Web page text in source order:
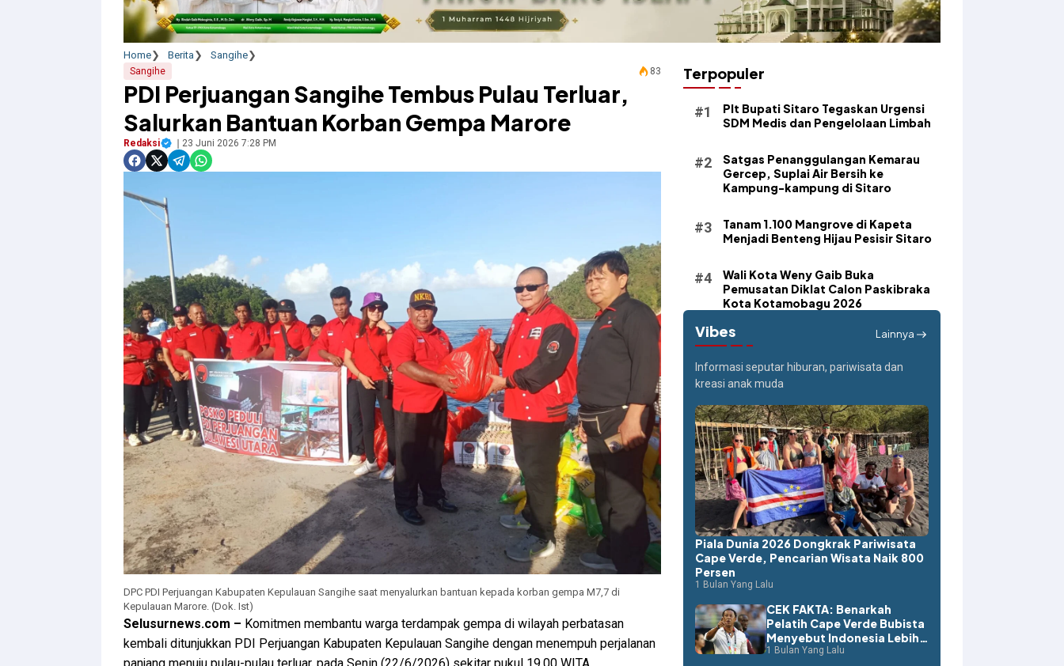
Home Berita Sangihe
Sangihe 83
PDI Perjuangan Sangihe Tembus Pulau Terluar,
Salurkan Bantuan Korban Gempa Marore
Redaksi 23 Juni 2026 7:28 PM
DPC PDI Perjuangan Kabupaten Kepulauan Sangihe saat menyalurkan bantuan kepada korban gempa M7,7 di
Kepulauan Marore. (Dok. Ist)
Selusurnews.com – Komitmen membantu warga terdampak gempa di wilayah perbatasan
kembali ditunjukkan PDI Perjuangan Kabupaten Kepulauan Sangihe dengan menempuh perjalanan
Terpopuler
​Plt Bupati Sitaro Tegaskan Urgensi
SDM Medis dan Pengelolaan Limbah
Satgas Penanggulangan Kemarau
Gercep, Suplai Air Bersih ke
Kampung-kampung di Sitaro
Tanam 1.100 Mangrove di Kapeta
Menjadi Benteng Hijau Pesisir Sitaro
Wali Kota Weny Gaib Buka
Pemusatan Diklat Calon Paskibraka
Kota Kotamobagu 2026
Vibes Lainnya
Informasi seputar hiburan, pariwisata dan
kreasi anak muda
Piala Dunia 2026 Dongkrak Pariwisata
Cape Verde, Pencarian Wisata Naik 800
Persen
1 Bulan Yang Lalu
CEK FAKTA: Benarkah
Pelatih Cape Verde Bubista
Menyebut Indonesia Lebih
Layak ke Piala Dunia?
1 Bulan Yang Lalu